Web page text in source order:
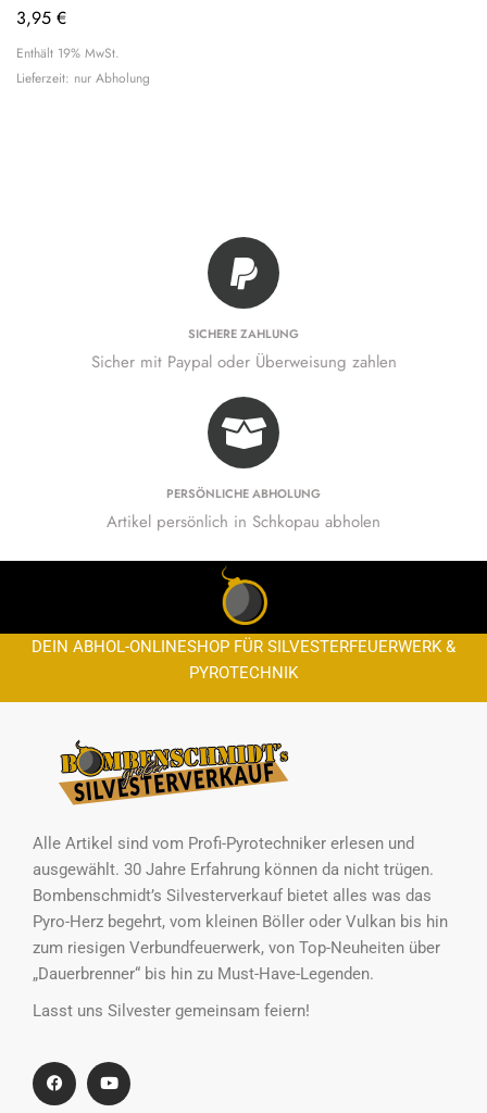
3,95 €
Enthält 19% MwSt.
Lieferzeit: nur Abholung
SICHERE ZAHLUNG
Sicher mit Paypal oder Überweisung zahlen
PERSÖNLICHE ABHOLUNG
Artikel persönlich in Schkopau abholen
DEIN ABHOL-ONLINESHOP FÜR SILVESTERFEUERWERK &
PYROTECHNIK
Alle Artikel sind vom Profi-Pyrotechniker erlesen und
ausgewählt. 30 Jahre Erfahrung können da nicht trügen.
Bombenschmidt’s Silvesterverkauf bietet alles was das
Pyro-Herz begehrt, vom kleinen Böller oder Vulkan bis hin
zum riesigen Verbundfeuerwerk, von Top-Neuheiten über
„Dauerbrenner“ bis hin zu Must-Have-Legenden.
Lasst uns Silvester gemeinsam feiern!